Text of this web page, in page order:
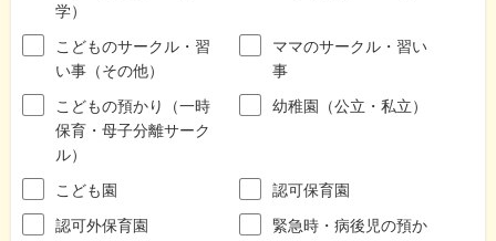
学）
こどものサークル・習
い事（その他）
ママのサークル・習い
事
こどもの預かり（一時
保育・母子分離サーク
ル）
幼稚園（公立・私立）
こども園
認可保育園
認可外保育園
緊急時・病後児の預か